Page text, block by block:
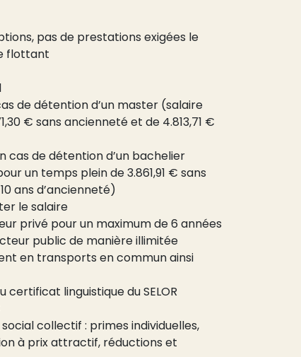
pas de prestations exigées le
flottant
de détention d’un master (salaire
€ sans ancienneté et de 4.813,71 €
cas de détention d’un bachelier
un temps plein de 3.861,91 € sans
ans d’ancienneté)
le salaire
privé pour un maximum de 6 années
public de manière illimitée
en transports en commun ainsi
certificat linguistique du SELOR
collectif : primes individuelles,
à prix attractif, réductions et